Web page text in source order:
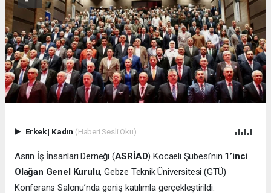
Erkek| Kadın (Haberi Sesli Oku)
Asrın İş İnsanları Derneği (ASRİAD) Kocaeli Şubesi’nin 1’inci
Olağan Genel Kurulu, Gebze Teknik Üniversitesi (GTÜ)
Konferans Salonu’nda geniş katılımla gerçekleştirildi.